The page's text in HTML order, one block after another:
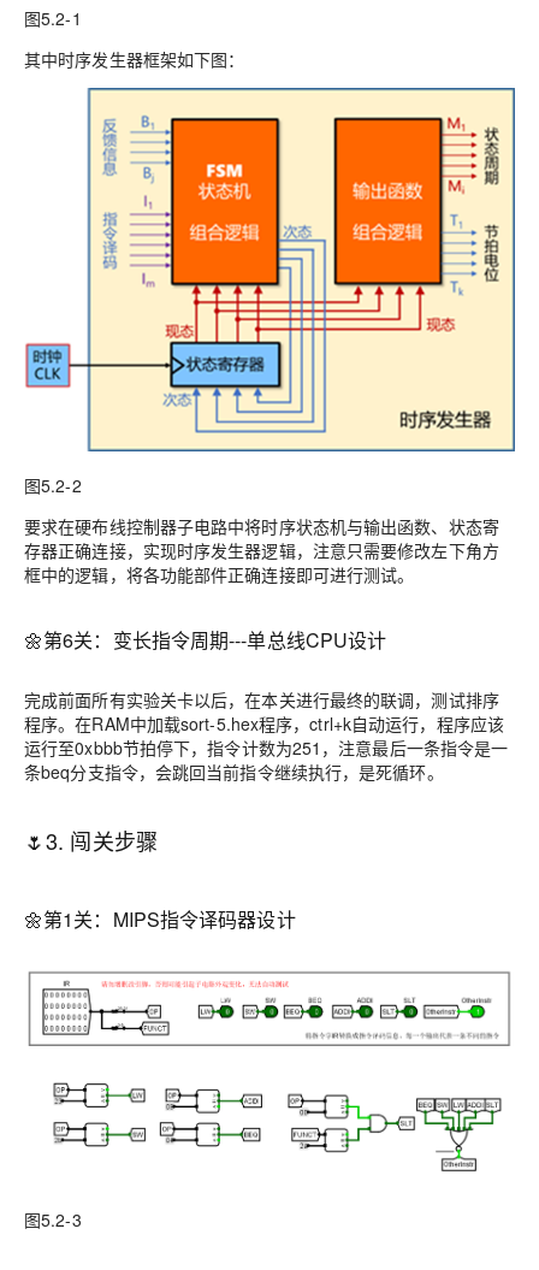
图5.2-1
其中时序发生器框架如下图：
图5.2-2
要求在硬布线控制器子电路中将时序状态机与输出函数、状态寄
存器正确连接，实现时序发生器逻辑，注意只需要修改左下角方
框中的逻辑，将各功能部件正确连接即可进行测试。
🌼第6关：变长指令周期---单总线CPU设计
完成前面所有实验关卡以后，在本关进行最终的联调，测试排序
程序。在RAM中加载sort-5.hex程序，ctrl+k自动运行，程序应该
运行至0xbbb节拍停下，指令计数为251，注意最后一条指令是一
条beq分支指令，会跳回当前指令继续执行，是死循环。
🌷3. 闯关步骤
🌼第1关：MIPS指令译码器设计
图5.2-3